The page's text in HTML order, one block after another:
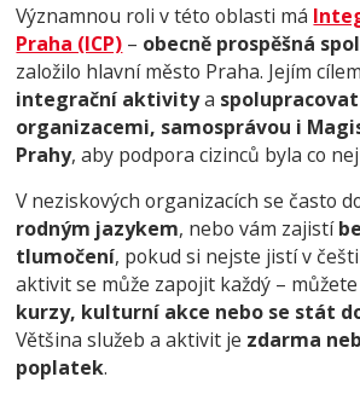
Významnou roli v této oblasti má
Praha (ICP) – obecně prospěšná
založilo hlavní město Praha. Jejím
integrační aktivitya
organizacemi, samosprávou i
Prahy, aby podpora cizinců byla co
V neziskových organizacích se často
rodným jazykem, nebo vám zajistí
tlumočení, pokud si nejste jistí v
aktivit se může zapojit každý – můžete
kurzy, kulturní akce nebo se stát
Většina služeb a aktivit je zdarma
poplatek.